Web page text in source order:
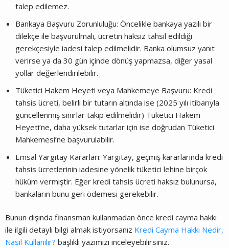
talep edilemez.
Bankaya Başvuru Zorunluluğu: Öncelikle bankaya yazılı bir
dilekçe ile başvurulmalı, ücretin haksız tahsil edildiği
gerekçesiyle iadesi talep edilmelidir. Banka olumsuz yanıt
verirse ya da 30 gün içinde dönüş yapmazsa, diğer yasal
yollar değerlendirilebilir.
Tüketici Hakem Heyeti veya Mahkemeye Başvuru: Kredi
tahsis ücreti, belirli bir tutarın altında ise (2025 yılı itibarıyla
güncellenmiş sınırlar takip edilmelidir) Tüketici Hakem
Heyeti’ne, daha yüksek tutarlar için ise doğrudan Tüketici
Mahkemesi’ne başvurulabilir.
Emsal Yargıtay Kararları: Yargıtay, geçmiş kararlarında kredi
tahsis ücretlerinin iadesine yönelik tüketici lehine birçok
hüküm vermiştir. Eğer kredi tahsis ücreti haksız bulunursa,
bankaların bunu geri ödemesi gerekebilir.
Bunun dışında finansman kullanmadan önce kredi cayma hakkı
ile ilgili detaylı bilgi almak istiyorsanız Kredi Cayma Hakkı Nedir,
Nasıl Kullanılır? başlıklı yazımızı inceleyebilirsiniz.